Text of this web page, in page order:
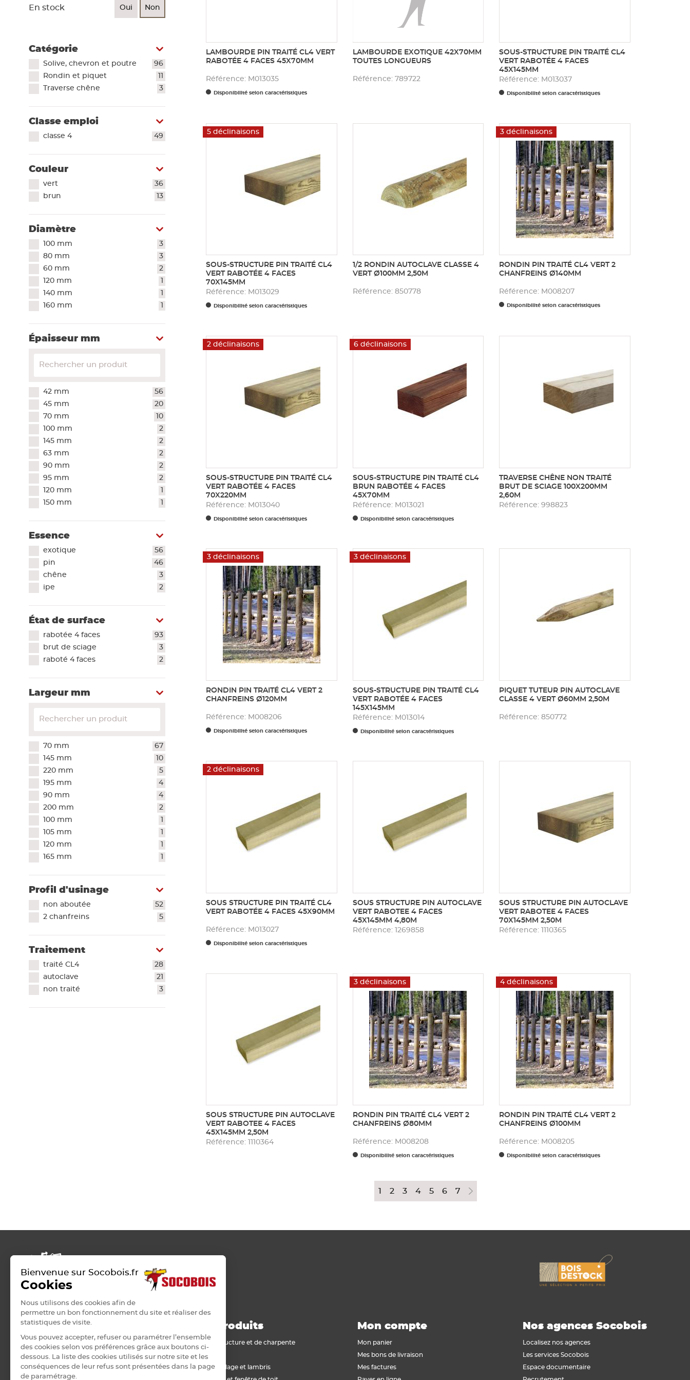
Plaque de plâtre acoustique
Plaque de plâtre hydrofuge
Plaque de plâtre plafond
Plaque de plâtre sol
Plaque de plâtre standard
Plaque autres matériaux
En stock Oui Non
Catégorie
Solive, chevron et poutre
96
Rondin et piquet
11
Traverse chêne
3
Classe emploi
classe 4 49
Couleur
vert
36
brun
13
Diamètre
100 mm
3
80 mm
3
60 mm
2
120 mm
1
140 mm
1
160 mm
1
Épaisseur mm
42 mm
56
45 mm
20
70 mm
10
100 mm
2
145 mm
2
63 mm
2
90 mm
2
95 mm
2
120 mm
1
150 mm
1
Essence
exotique
56
pin
46
chêne
3
ipe
2
État de surface
rabotée 4 faces
93
brut de sciage
3
raboté 4 faces
2
Largeur mm
70 mm
67
145 mm
10
220 mm
5
195 mm
4
90 mm
4
200 mm
2
100 mm
1
105 mm
1
120 mm
1
165 mm
1
Profil d'usinage
non aboutée
52
2 chanfreins
5
Traitement
traité CL4
28
autoclave
21
non traité
3
LAMBOURDE PIN TRAITÉ CL4 VERT
RABOTÉE 4 FACES 45X70MM
Référence: M013035
Disponibilité selon caractéristiques
LAMBOURDE EXOTIQUE 42X70MM
TOUTES LONGUEURS
Référence: 789722
SOUS-STRUCTURE PIN TRAITÉ CL4
VERT RABOTÉE 4 FACES
45X145MM
Référence: M013037
Disponibilité selon caractéristiques
5 déclinaisons
SOUS-STRUCTURE PIN TRAITÉ CL4
VERT RABOTÉE 4 FACES
70X145MM
Référence: M013029
Disponibilité selon caractéristiques
1/2 RONDIN AUTOCLAVE CLASSE 4
VERT Ø100MM 2,50M
Référence: 850778
3 déclinaisons
RONDIN PIN TRAITÉ CL4 VERT 2
CHANFREINS Ø140MM
Référence: M008207
Disponibilité selon caractéristiques
2 déclinaisons
SOUS-STRUCTURE PIN TRAITÉ CL4
VERT RABOTÉE 4 FACES
70X220MM
Référence: M013040
Disponibilité selon caractéristiques
6 déclinaisons
SOUS-STRUCTURE PIN TRAITÉ CL4
BRUN RABOTÉE 4 FACES
45X70MM
Référence: M013021
Disponibilité selon caractéristiques
TRAVERSE CHÊNE NON TRAITÉ
BRUT DE SCIAGE 100X200MM
2,60M
Référence: 998823
3 déclinaisons
RONDIN PIN TRAITÉ CL4 VERT 2
CHANFREINS Ø120MM
Référence: M008206
Disponibilité selon caractéristiques
3 déclinaisons
SOUS-STRUCTURE PIN TRAITÉ CL4
VERT RABOTÉE 4 FACES
145X145MM
Référence: M013014
Disponibilité selon caractéristiques
PIQUET TUTEUR PIN AUTOCLAVE
CLASSE 4 VERT Ø60MM 2,50M
Référence: 850772
2 déclinaisons
SOUS STRUCTURE PIN TRAITÉ CL4
VERT RABOTÉE 4 FACES 45X90MM
Référence: M013027
Disponibilité selon caractéristiques
SOUS STRUCTURE PIN AUTOCLAVE
VERT RABOTEE 4 FACES
45X145MM 4,80M
Référence: 1269858
SOUS STRUCTURE PIN AUTOCLAVE
VERT RABOTEE 4 FACES
70X145MM 2,50M
Référence: 1110365
SOUS STRUCTURE PIN AUTOCLAVE
VERT RABOTEE 4 FACES
45X145MM 2,50M
Référence: 1110364
3 déclinaisons
RONDIN PIN TRAITÉ CL4 VERT 2
CHANFREINS Ø80MM
Référence: M008208
Disponibilité selon caractéristiques
4 déclinaisons
RONDIN PIN TRAITÉ CL4 VERT 2
CHANFREINS Ø100MM
Référence: M008205
Disponibilité selon caractéristiques
1 2 3 4 5 6 7
ROSIERES-PRES-TROYES
42 RUE PASTEUR
10430 ROSIERES-PRES-TROYES
0325713577
troyes@socobois.fr
Nos produits
Bois de structure et de charpente
Panneau
Lame, bardage et lambris
Mon compte
Mon panier
Mes bons de livraison
Mes factures
Nos agences Socobois
Localisez nos agences
Les services Socobois
Espace documentaire
Bienvenue sur Socobois.fr
Cookies
Nous utilisons des cookies afin de
permettre un bon fonctionnement du site et réaliser des
statistiques de visite.
Vous pouvez accepter, refuser ou paramétrer l’ensemble
des cookies selon vos préférences grâce aux boutons ci-
dessous. La liste des cookies utilisés sur notre site et les
conséquences de leur refus sont présentées dans la page
de paramétrage.